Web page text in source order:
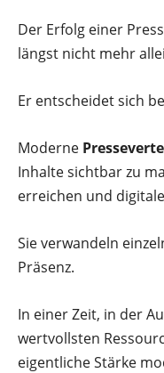
Der Erfolg einer
längst nicht mehr
Er entscheidet sich
Moderne
Inhalte sichtbar zu
erreichen und
Sie verwandeln
Präsenz.
In einer Zeit, in der
wertvollsten
eigentliche Stärke